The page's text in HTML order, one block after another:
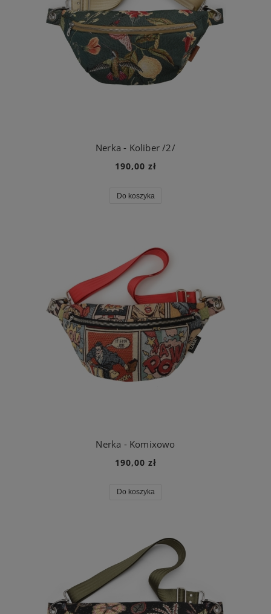
Nerka - Koliber /2/
190,00 zł
Do koszyka
Nerka - Komixowo
190,00 zł
Do koszyka